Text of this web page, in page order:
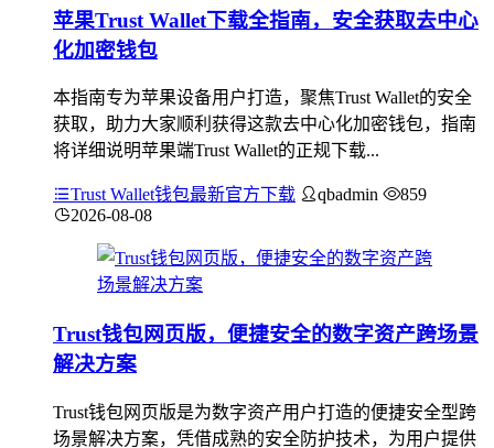
苹果Trust Wallet下载全指南，安全获取去中心
化加密钱包
本指南专为苹果设备用户打造，聚焦Trust Wallet的安全
获取，助力大家顺利获得这款去中心化加密钱包，指南
将详细说明苹果端Trust Wallet的正规下载...
Trust Wallet钱包最新官方下载 qbadmin
859
2026-08-08
Trust钱包网页版，便捷安全的数字资产跨场景
解决方案
Trust钱包网页版是为数字资产用户打造的便捷安全型跨
场景解决方案，凭借成熟的安全防护技术，为用户提供